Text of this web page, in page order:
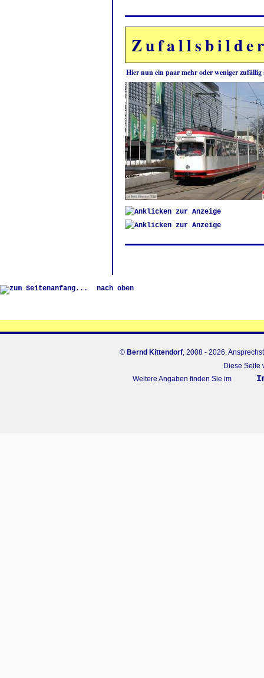
Hier nun ein paar mehr oder weniger zufällig
nach oben
© Bernd Kittendorf, 2008 - 2026.
Diese
Weitere Angaben finden Sie im